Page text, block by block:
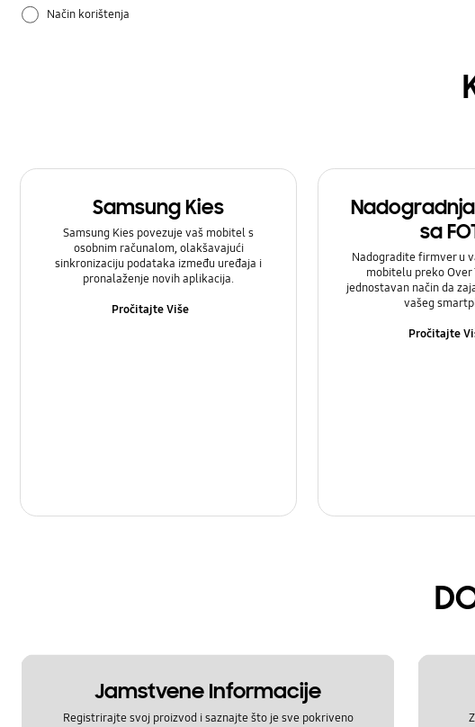
Način korištenja
Samsung Kies
Samsung Kies povezuje vaš mobitel s
osobnim računalom, olakšavajući
sinkronizaciju podataka između uređaja i
pronalaženje novih aplikacija.
Pročitajte Više
sa
Nadogradite firmver u
mobitelu preko Over
jednostavan način da
vašeg
Pročitajte
Jamstvene Informacije
Registrirajte svoj proizvod i saznajte što je sve pokriveno